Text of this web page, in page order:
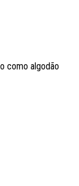
como algodão